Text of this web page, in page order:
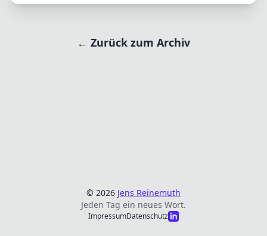
← Zurück zum Archiv
© 2026 Jens Reinemuth
Jeden Tag ein neues Wort.
ImpressumDatenschutz